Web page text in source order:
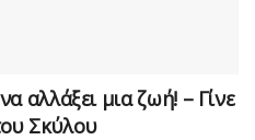
αλλάξει μια ζωή! – Γίνε
Σκύλου